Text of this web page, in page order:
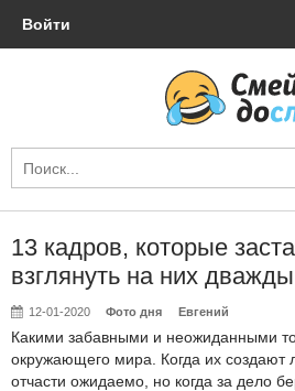
Войти
13 кадров, которые
взглянуть на них дважды
12-01-2020 Фото дня Евгений
Какими забавными и неожиданными
окружающего мира. Когда их создают
отчасти ожидаемо, но когда за дело